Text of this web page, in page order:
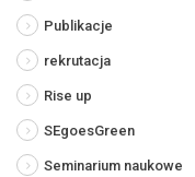
Publikacje
rekrutacja
Rise up
SEgoesGreen
Seminarium naukowe